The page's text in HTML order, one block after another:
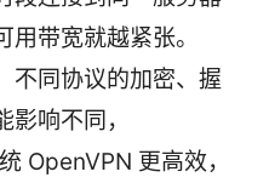
带宽就越紧张。
不同协议的加密、握
响不同，
OpenVPN 更高效，